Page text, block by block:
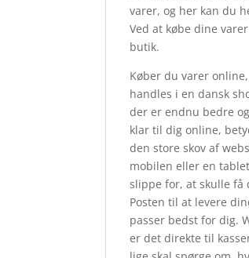
varer, og her kan du
Ved at købe dine
butik.
Køber du varer
handles i en dansk
der er endnu bedre
klar til dig online,
den store skov af
mobilen eller en
slippe for, at skulle få
Posten til at levere
passer bedst for dig.
er det direkte til